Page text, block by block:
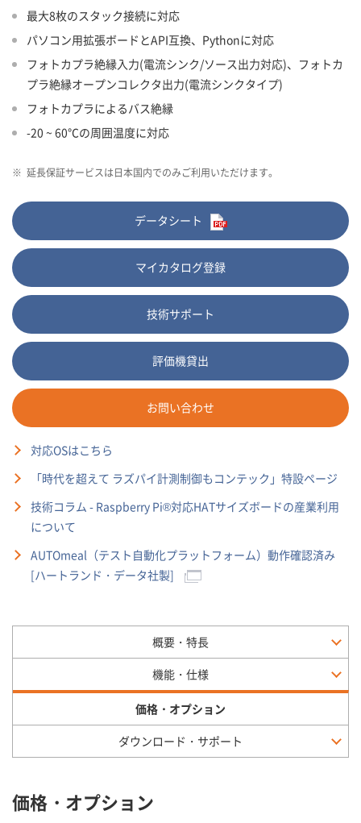
最大8枚のスタック接続に対応
パソコン用拡張ボードとAPI互換、Pythonに対応
フォトカプラ絶縁入力(電流シンク/ソース出力対応)、フォトカ
プラ絶縁オープンコレクタ出力(電流シンクタイプ)
フォトカプラによるバス絶縁
-20 ~ 60℃の周囲温度に対応
※ 延長保証サービスは日本国内でのみご利用いただけます。
データシート
マイカタログ登録
技術サポート
評価機貸出
お問い合わせ
対応OSはこちら
「時代を超えて ラズパイ計測制御もコンテック」特設ページ
技術コラム - Raspberry Pi®対応HATサイズボードの産業利用
について
AUTOmeal（テスト自動化プラットフォーム）動作確認済み
[ハートランド・データ社製]
概要・特長
機能・仕様
価格・オプション
ダウンロード・サポート
価格・オプション